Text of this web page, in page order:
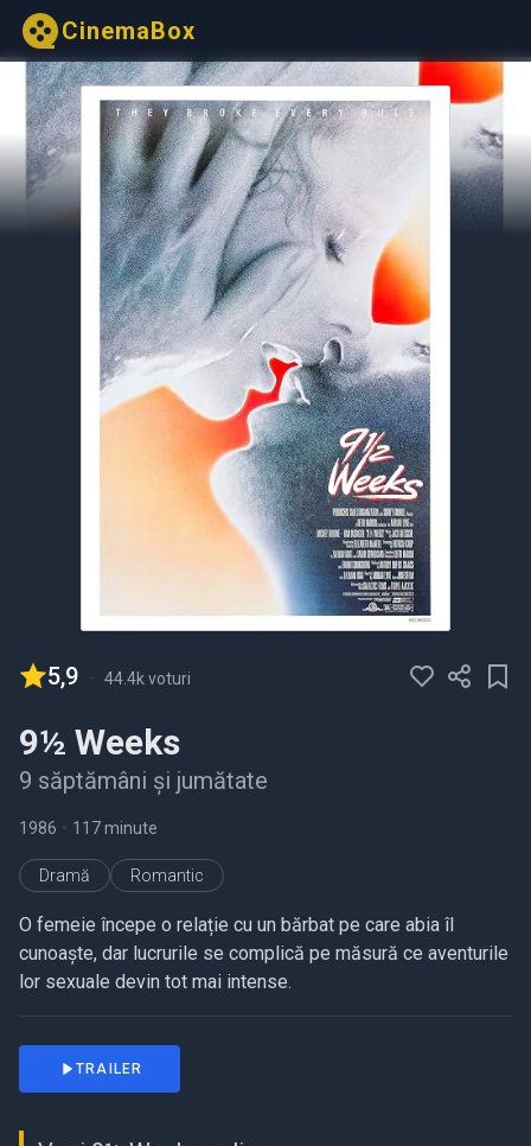
CinemaBox
5,9 - 44.4k voturi
9½ Weeks
9 săptămâni şi jumătate
1986 • 117 minute
Dramă Romantic
O femeie începe o relație cu un bărbat pe care abia îl
cunoaște, dar lucrurile se complică pe măsură ce aventurile
lor sexuale devin tot mai intense.
TRAILER